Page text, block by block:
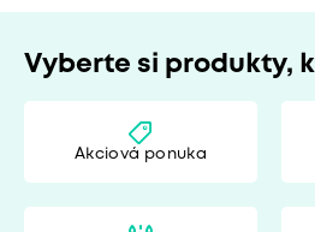
Vyberte si produkty,
Akciová ponuka